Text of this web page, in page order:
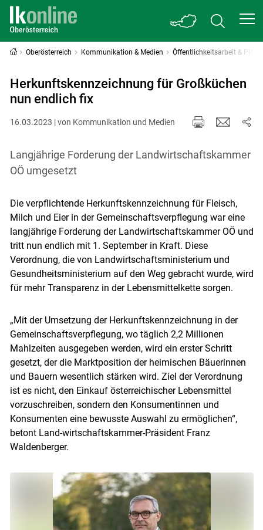
Skip to main content
Oberösterreich Kommunikation & Medien Öffentlichkeitsarbeit & PR
Herkunftskennzeichnung für Großküchen
nun endlich fix
16.03.2023 | von Kommunikation und Medien
Langjährige Forderung der Landwirtschaftskammer
OÖ umgesetzt
Die verpflichtende Herkunftskennzeichnung für Fleisch,
Milch und Eier in der Gemeinschaftsverpflegung war eine
langjährige Forderung der Landwirtschaftskammer OÖ und
tritt nun endlich mit 1. September in Kraft. Diese
Verordnung, die von Landwirtschaftsministerium und
Gesundheitsministerium auf den Weg gebracht wurde, wird
für mehr Transparenz in der Lebensmittelkette sorgen.
„Mit der Umsetzung der Herkunftskennzeichnung in der
Gemeinschaftsverpflegung, wo täglich 2,2 Millionen
Mahlzeiten ausgegeben werden, wird ein erster Schritt
gesetzt, der die Marktposition der heimischen Bäuerinnen
und Bauern wesentlich stärken wird. Ziel der Verordnung
ist es nicht, den Einkauf österreichischer Lebensmittel
vorzuschreiben, sondern den Konsumentinnen und
Konsumenten eine bewusste Auswahl zu ermöglichen“,
betont Land-wirtschaftskammer-Präsident Franz
Waldenberger.